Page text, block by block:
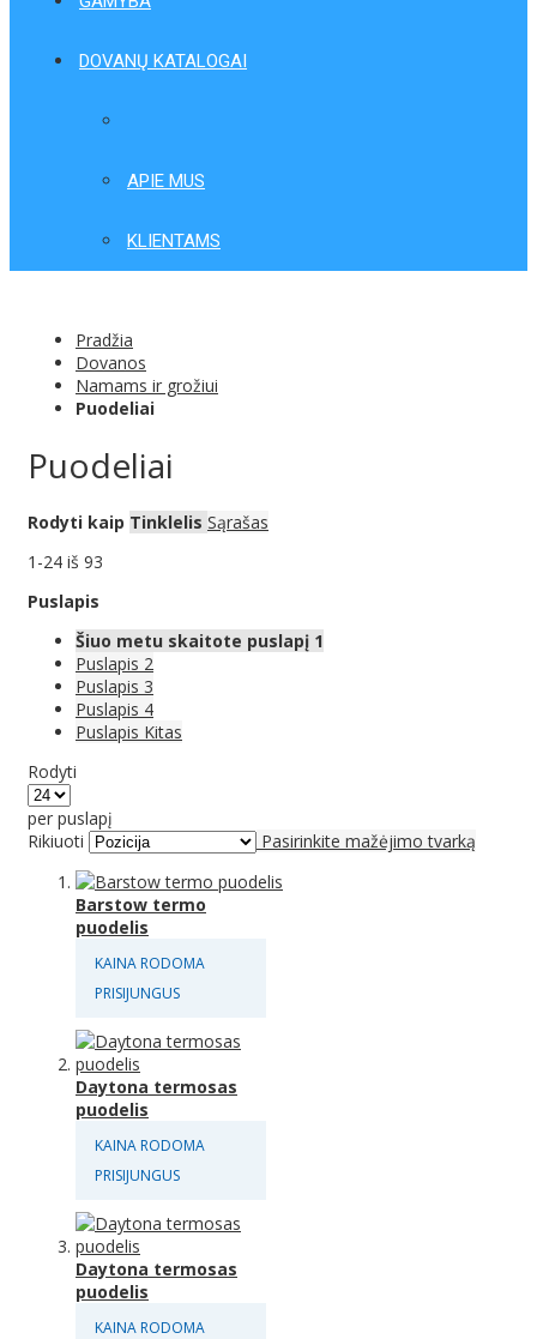
DOVANŲ KATALOGAI
APIE MUS
KLIENTAMS
Pradžia
Dovanos
Namams ir grožiui
Puodeliai
Puodeliai
Rodyti kaip Tinklelis Sąrašas
1 -24 iš 93
Puslapis
Šiuo metu skaitote puslapį 1
Puslapis 2
Puslapis 3
Puslapis 4
Puslapis Kitas
Rodyti
per puslapį
Rikiuoti
Pasirinkite mažėjimo tvarką
Barstow termo
puodelis
KAINA RODOMA
PRISIJUNGUS
Daytona termosas
puodelis
KAINA RODOMA
PRISIJUNGUS
Daytona termosas
puodelis
KAINA RODOMA